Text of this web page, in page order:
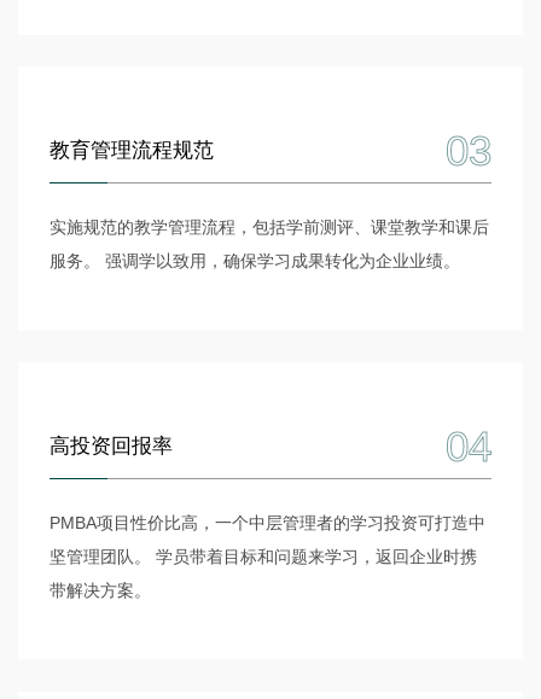
教育管理流程规范 03
实施规范的教学管理流程，包括学前测评、课堂教学和课后
服务。 强调学以致用，确保学习成果转化为企业业绩。
高投资回报率 04
PMBA项目性价比高，一个中层管理者的学习投资可打造中
坚管理团队。 学员带着目标和问题来学习，返回企业时携
带解决方案。